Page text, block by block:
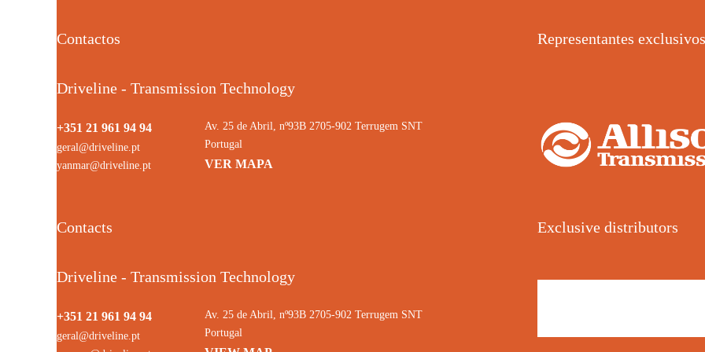
Contactos
Driveline - Transmission Technology
+351 21 961 94 94
geral@driveline.pt
yanmar@driveline.pt
Av. 25 de Abril, nº93B 2705-902 Terrugem SNT
Portugal
VER MAPA
Representantes exclusivos
Contacts
Driveline - Transmission Technology
+351 21 961 94 94
geral@driveline.pt
Av. 25 de Abril, nº93B 2705-902 Terrugem SNT
Portugal
Exclusive distributors